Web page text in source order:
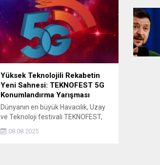
açık artırma ortamında hızlı, şeffaf
ve güvenilir bir satış deneyimi
sunmayı hedefleyen Otobid, araç
sahiplerinin aynı gün satış
yapabildiği, alıcıların ise güvenle
alım gerçekleştirebildiği bu yenilikçi
model olarak öne çıkıyor.
Yüksek Teknolojili Rekabetin
Yeni Sahnesi: TEKNOFEST 5G
Konumlandırma Yarışması
Dünyanın en büyük Havacılık, Uzay
ve Teknoloji festivali TEKNOFEST,
tutkunlarının nefes kesen
08.08.2025